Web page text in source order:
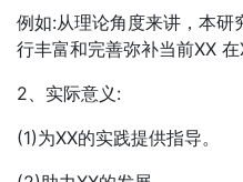
例如:从理论角度来讲，本研
行丰富和完善弥补当前XX 在
2、实际意义:
(1)为XX的实践提供指导。